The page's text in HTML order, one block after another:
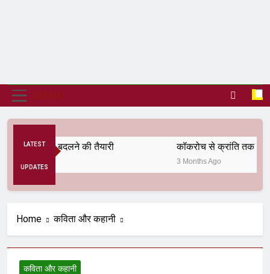
LATEST
UPDATES
व्यवस्था बदलने की तैयारी कॉकरोच से क्रांति तक
3 Months Ago
Home कविता और कहानी
कविता और कहानी